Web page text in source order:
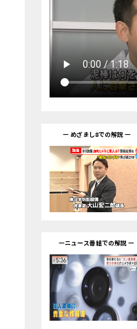
― めざまし8での解説 ―
―ニュース番組での解説 ―